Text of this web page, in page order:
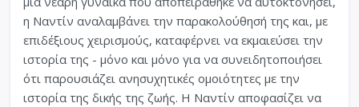
η Ναντίν αναλαμβάνει την παρακολούθησή της και, με
επιδέξιους χειρισμούς, καταφέρνει να εκμαιεύσει την
ιστορία της - μόνο και μόνο για να συνειδητοποιήσει
ότι παρουσιάζει ανησυχητικές ομοιότητες με την
ιστορία της δικής της ζωής. Η Ναντίν αποφασίζει να